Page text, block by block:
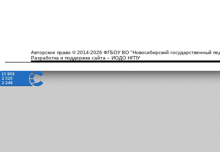
Авторское право © 2014-2026 ФГБОУ ВО "Новосибирский государственный
Разработка и поддержка сайта – ИОДО НГПУ